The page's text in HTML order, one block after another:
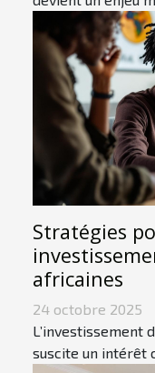
Stratégies
africaines
24 octobre 2025
L’investissement
suscite un intérêt